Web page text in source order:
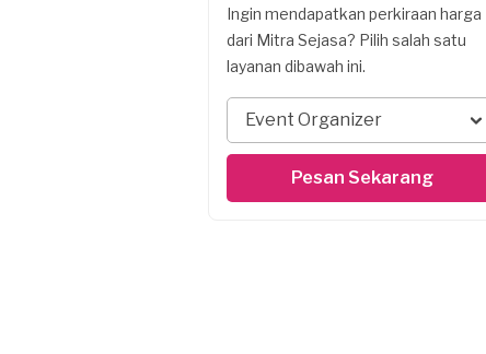
Ingin mendapatkan perkiraan harga
dari Mitra Sejasa? Pilih salah satu
layanan dibawah ini.
Event Organizer
Pesan Sekarang